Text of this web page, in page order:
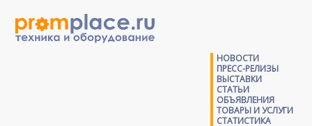
НОВОСТИ
ПРЕСС-РЕЛИЗЫ
ВЫСТАВКИ
СТАТЬИ
ОБЪЯВЛЕНИЯ
ТОВАРЫ И УСЛУГИ
СТАТИСТИКА